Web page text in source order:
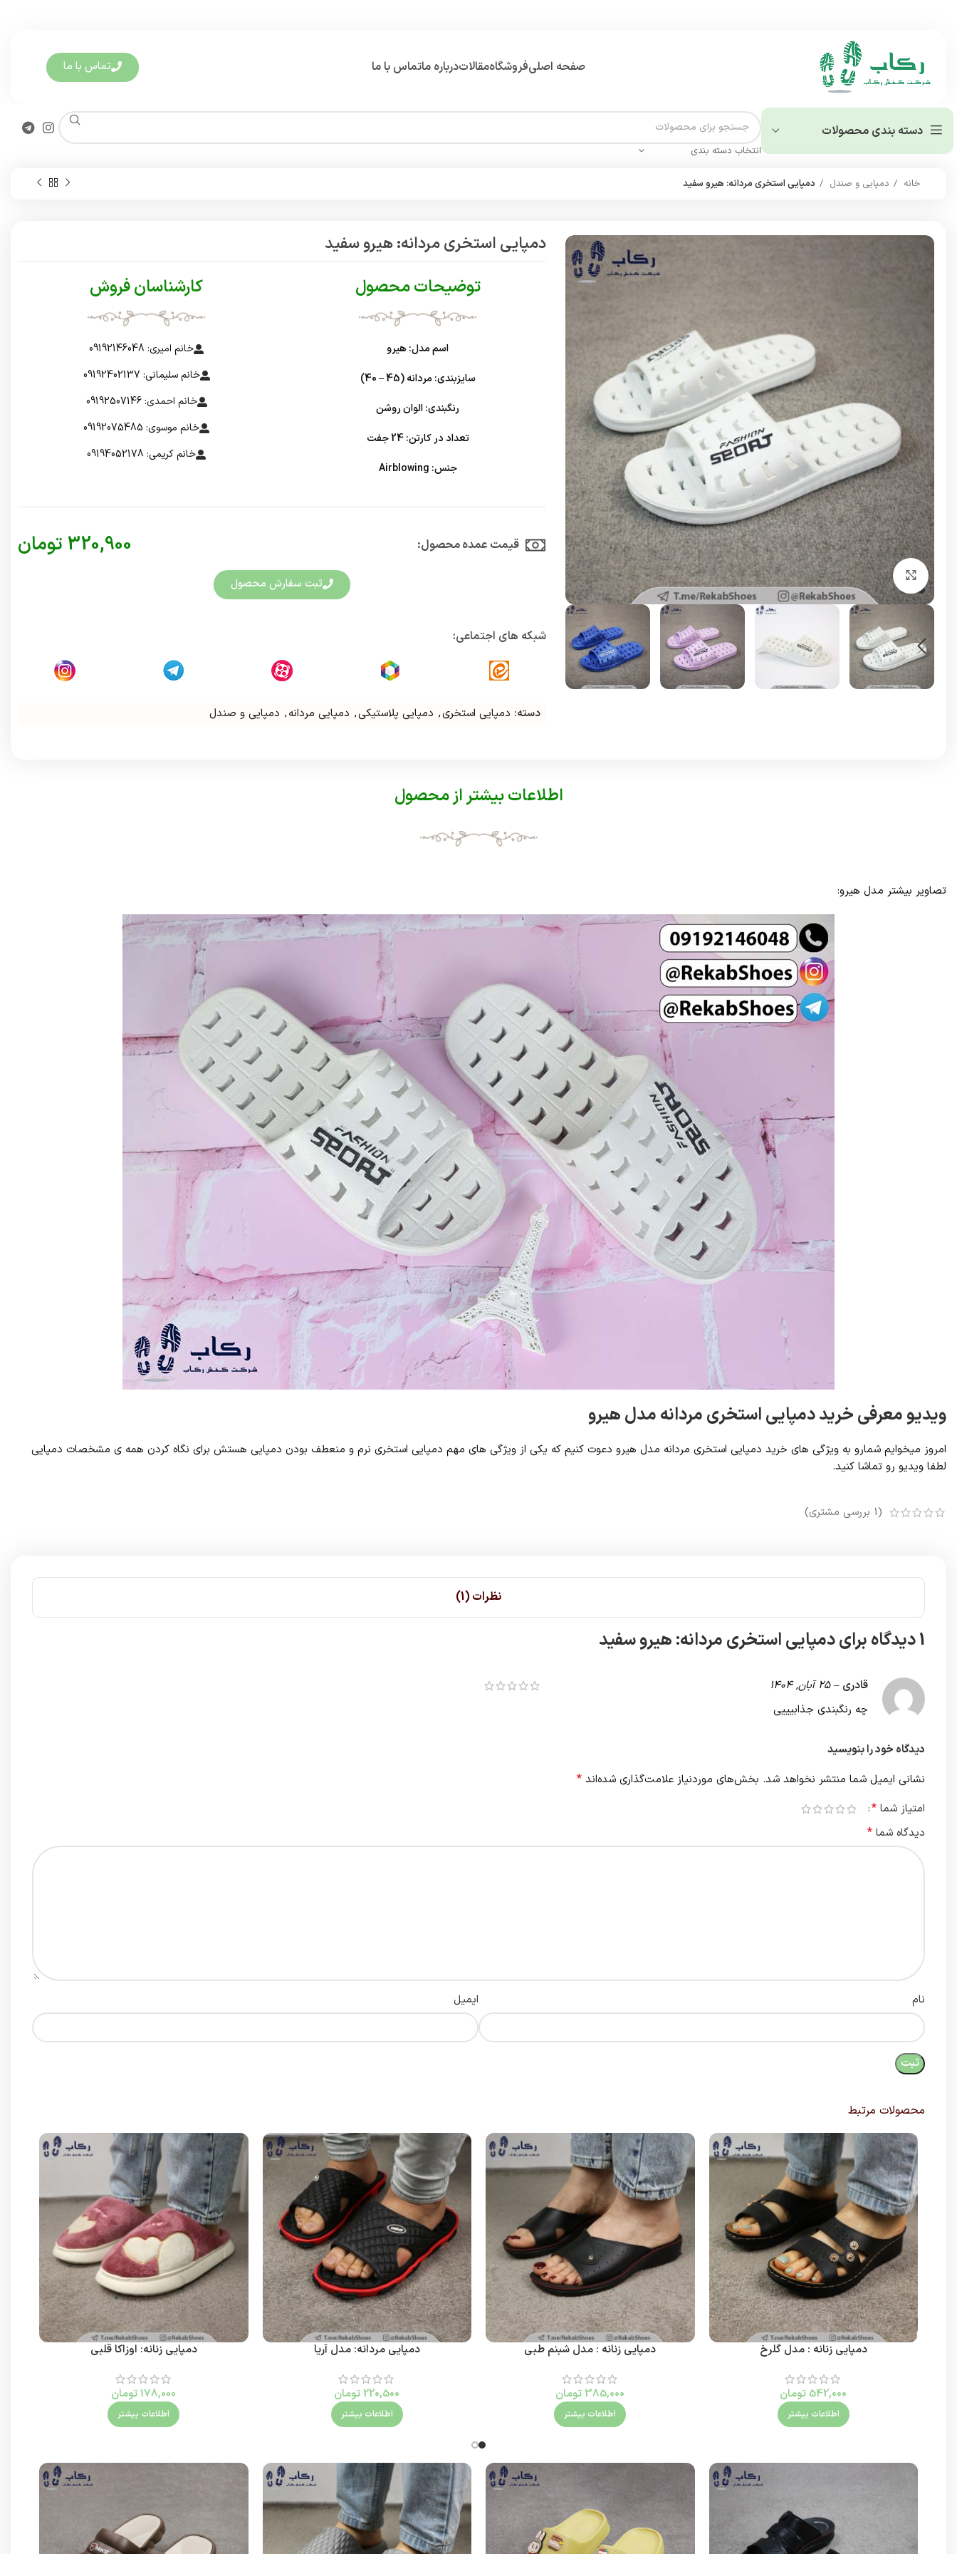
صفحه اصلیفروشگاهمقالاتدرباره ماتماس با ما تماس با ما
دسته بندی محصولات
انتخاب دسته بندی
خانه دمپایی و صندل دمپایی استخری مردانه: هیرو سفید
برای بزرگنمایی کلیک کنید
دمپایی استخری مردانه: هیرو سفید
توضیحات محصول
اسم مدل: هیرو
سایزبندی: مردانه (45 – 40)
رنگبندی: الوان روشن
تعداد در کارتن: 24 جفت
جنس: Airblowing
کارشناسان فروش
خانم امیری: 09192146048
خانم سلیمانی: 09192402137
خانم احمدی: 09192507146
خانم موسوی: 09192075485
خانم کریمی: 09194052178
قیمت عمده محصول:​ 320,900 تومان
ثبت سفارش محصول
شبکه های اجتماعی:
دسته: دمپایی استخری, دمپایی پلاستیکی, دمپایی مردانه, دمپایی و صندل
اطلاعات بیشتر از محصول
تصاویر بیشتر مدل هیرو:
ویدیو معرفی خرید دمپایی استخری مردانه مدل هیرو
امروز میخوایم شمارو به ویژگی های خرید دمپایی استخری مردانه مدل هیرو دعوت کنیم که یکی از ویژگی های مهم دمپایی استخری نرم و منعطف بودن دمپایی هستش برای نگاه کردن همه ی مشخصات دمپایی
لطفا ویدیو رو تماشا کنید.
(
1 بررسی مشتری)
نظرات (1)
1 دیدگاه برای دمپایی استخری مردانه: هیرو سفید
قادری – 25 آبان, 1404
چه رنگبندی جذابیییی
دیدگاه خود را بنویسید
نشانی ایمیل شما منتشر نخواهد شد. بخش‌های موردنیاز علامت‌گذاری شده‌اند *
امتیاز شما *
دیدگاه شما *
نام ایمیل
محصولات مرتبط
دمپایی زنانه : مدل گلرخ
542,000 تومان
اطلاعات بیشتر
دمپایی زنانه : مدل شبنم طبی
385,000 تومان
اطلاعات بیشتر
دمپایی مردانه: مدل آریا
220,500 تومان
اطلاعات بیشتر
دمپایی زنانه: اوزاکا قلبی
178,000تومان
اطلاعات بیشتر